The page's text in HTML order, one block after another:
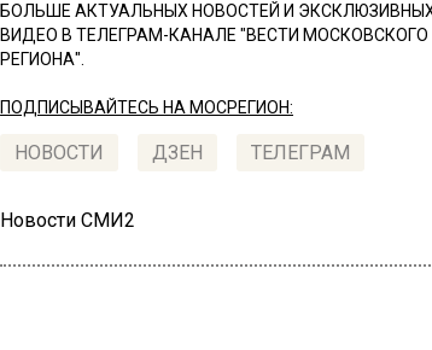
БОЛЬШЕ АКТУАЛЬНЫХ НОВОСТЕЙ И
ВИДЕО В ТЕЛЕГРАМ-КАНАЛЕ "ВЕСТИ МОСКОВСКОГО
РЕГИОНА".
ПОДПИСЫВАЙТЕСЬ НА МОСРЕГИОН:
НОВОСТИ ДЗЕН ТЕЛЕГРАМ
Новости СМИ2